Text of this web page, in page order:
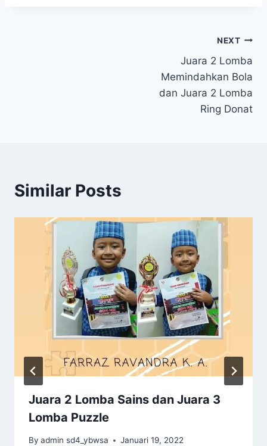
NEXT
Juara 2 Lomba
Memindahkan Bola
dan Juara 2 Lomba
Ring Donat
Similar Posts
Juara 2 Lomba Sains dan Juara 3
Lomba Puzzle
By admin sd4_ybwsa Januari 19, 2022